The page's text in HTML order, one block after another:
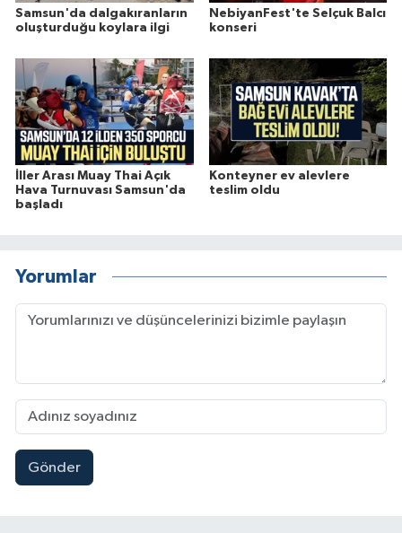
Samsun'da dalgakıranların
oluşturduğu koylara ilgi
NebiyanFest'te Selçuk Balcı
konseri
İller Arası Muay Thai Açık
Hava Turnuvası Samsun'da
başladı
Konteyner ev alevlere
teslim oldu
Yorumlar
Gönder